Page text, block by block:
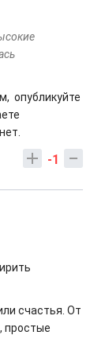
опубликуйте
-1
счастья. От
простые